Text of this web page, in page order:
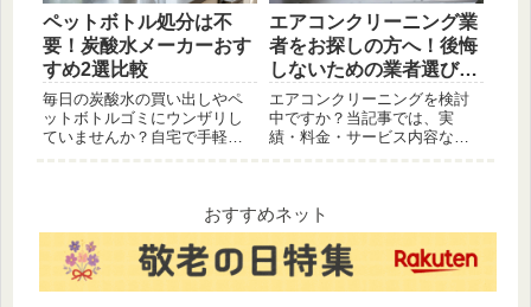
ペットボトル処分は不
要！炭酸水メーカーおす
すめ2選比較
毎日の炭酸水の買い出しやペ
ットボトルゴミにウンザリし
ていませんか？自宅で手軽に
『サーモス 保冷缶ホルダー』
で、家事の手間を減らす快適
な炭酸ライフをご提案！
エアコンクリーニング業
者をお探しの方へ！後悔
しないための業者選びと
おすすめ5社
エアコンクリーニングを検討
中ですか？当記事では、実
績・料金・サービス内容など
節約できるかも。口コミや評
判も参考に、あなたにぴった
りの業者を見つけましょう！
おすすめネット